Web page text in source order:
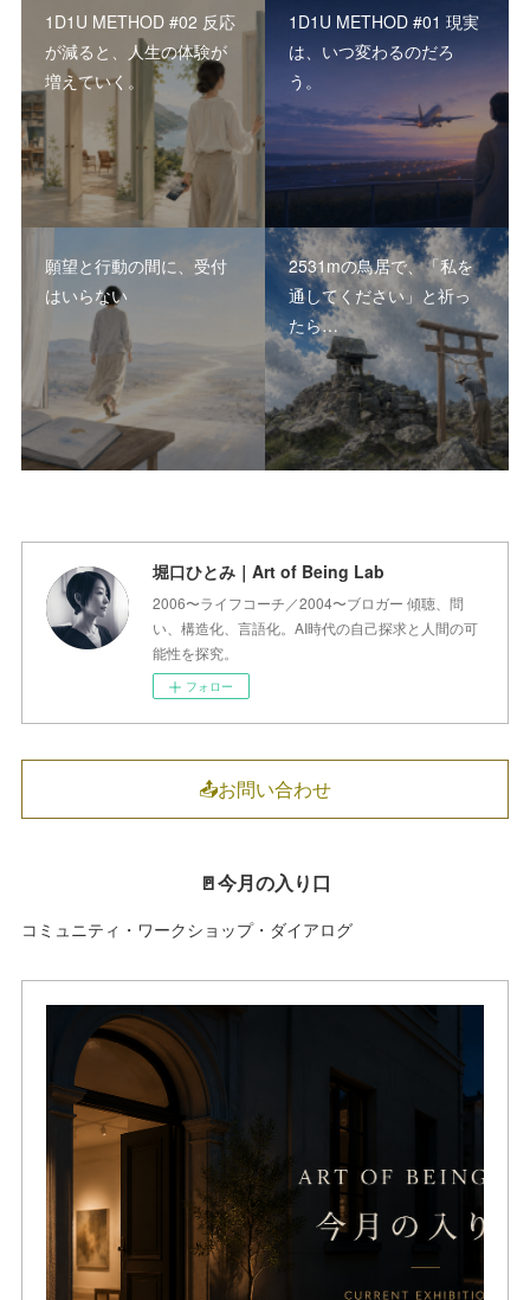
1D1U METHOD #02 反応
が減ると、人生の体験が
増えていく。
1D1U METHOD #01 現実
は、いつ変わるのだろ
う。
願望と行動の間に、受付
はいらない
2531mの鳥居で、「私を
通してください」と祈っ
たら…
堀口ひとみ｜Art of Being Lab
2006〜ライフコーチ／2004〜ブロガー 傾聴、問
い、構造化、言語化。AI時代の自己探求と人間の可
能性を探究。
フォロー
📤お問い合わせ
🚪今月の入り口
コミュニティ・ワークショップ・ダイアログ